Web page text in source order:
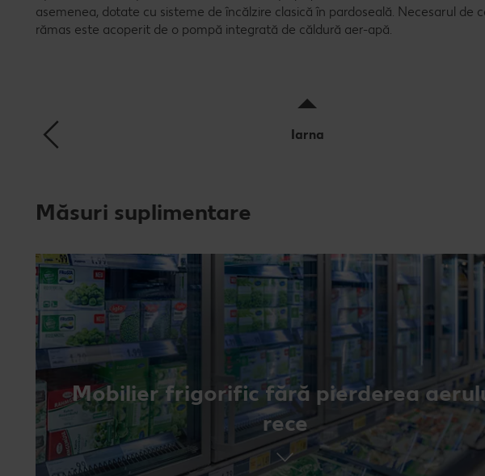
asemenea, dotate cu sisteme de încălzire clasică în pardoseală. Necesarul de
rămas este acoperit de o pompă integrată de căldură aer-apă.
Iarna
Măsuri suplimentare
Mobilier frigorific fără pierderea
rece